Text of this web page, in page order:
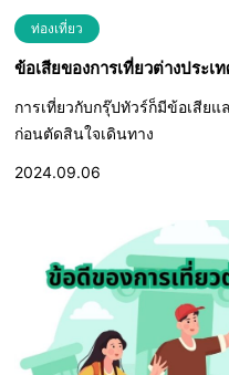
ท่องเที่ยว
ข้อเสียของการเที่ยวต่างประเ
การเที่ยวกับกรุ๊ปทัวร์ก็มีข้อเสีย
ก่อนตัดสินใจเดินทาง
2024.09.06